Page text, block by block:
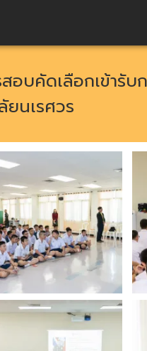
อบคัดเลือกเข้ารั
นเรศวร